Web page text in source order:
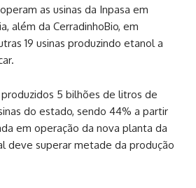
as usinas da Inpasa em
além da CerradinhoBio, em
19 usinas produzindo etanol a
5 bilhões de litros de
do estado, sendo 44% a partir
em operação da nova planta da
deve superar metade da produção